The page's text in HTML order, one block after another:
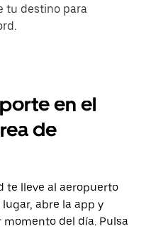
tu destino para
en el
de
te lleve al aeropuerto
abre la app y
del día. Pulsa